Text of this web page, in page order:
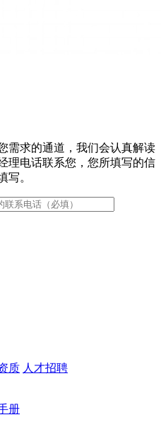
需求的通道，我们会认真解读
理电话联系您，您所填写的信
写。
质 人才招聘
册